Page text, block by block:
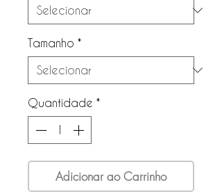
Tamanho *
Quantidade *
Adicionar ao Carrinho